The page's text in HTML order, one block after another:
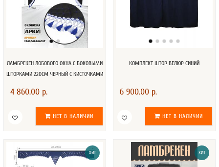
ЛАМБРЕКЕН ЛОБОВОГО ОКНА С БОКОВЫМИ
ШТОРКАМИ 220СМ ЧЕРНЫЙ С КИСТОЧКАМИ
4 860.00 р.
НЕТ В НАЛИЧИИ
КОМПЛЕКТ ШТОР ВЕЛЮР СИНИЙ
6 900.00 р.
НЕТ В НАЛИЧИИ
ХИТ ХИТ